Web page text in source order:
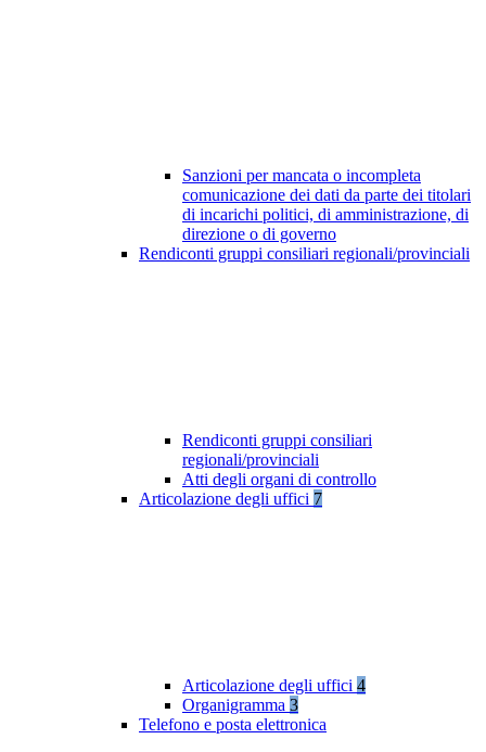
Sanzioni per mancata o incompleta
comunicazione dei dati da parte dei titolari
di incarichi politici, di amministrazione, di
direzione o di governo
Rendiconti gruppi consiliari regionali/provinciali
Rendiconti gruppi consiliari
regionali/provinciali
Atti degli organi di controllo
Articolazione degli uffici 7
Articolazione degli uffici 4
Organigramma 3
Telefono e posta elettronica